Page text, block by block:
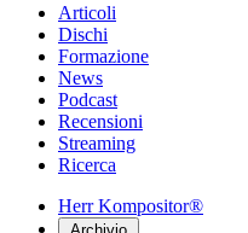
Articoli
Dischi
Formazione
News
Podcast
Recensioni
Streaming
Ricerca
Herr Kompositor®